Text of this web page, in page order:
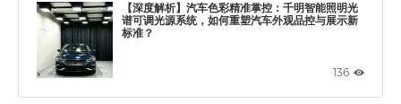
【深度解析】汽车色彩精准掌控：千明智能照明光
谱可调光源系统，如何重塑汽车外观品控与展示新
标准？
136